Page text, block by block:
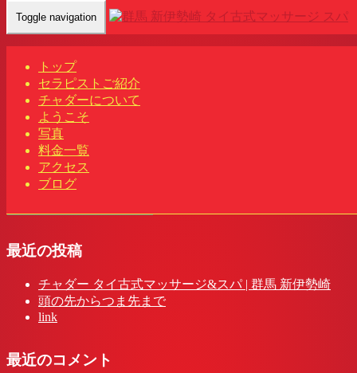
Toggle navigation
トップ
セラピストご紹介
チャダーについて
ようこそ
写真
料金一覧
アクセス
ブログ
Home- ミンニ…
ミンニー(Miny)群馬 新伊勢崎駅 タイ古式マッサージ&スパ |
チャダー
最近の投稿
チャダー タイ古式マッサージ&スパ | 群馬 新伊勢崎
頭の先からつま先まで
link
最近のコメント